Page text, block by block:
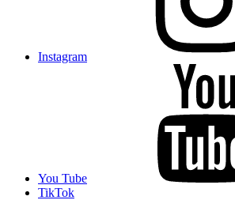
Instagram
You Tube
TikTok